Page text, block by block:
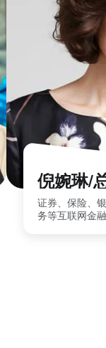
倪婉琳/
证券、保险、
务等互联网金